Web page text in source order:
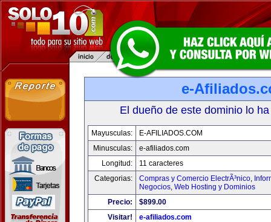
e-
El dueño de este dominio lo
Mayusculas:
E-AFILIADOS.COM
Minusculas:
e-afiliados.com
Longitud:
11 caracteres
Categorias:
Compras y Comercio ElectrÃ³nico,
Negocios, Web Hosting y Dominios
Precio:
$899.00
Visitar!
e-afiliados.com